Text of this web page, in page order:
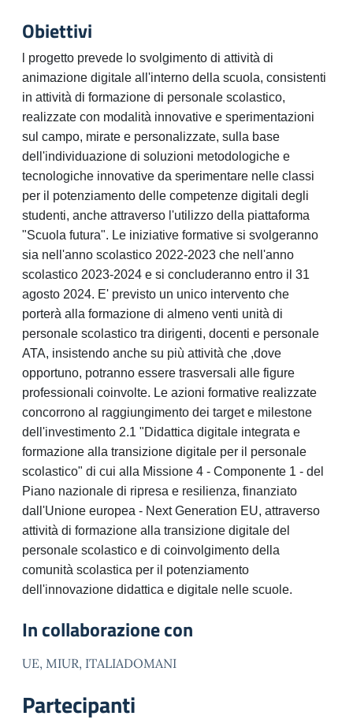
Obiettivi
l progetto prevede lo svolgimento di attività di
animazione digitale all'interno della scuola, consistenti
in attività di formazione di personale scolastico,
realizzate con modalità innovative e sperimentazioni
sul campo, mirate e personalizzate, sulla base
dell'individuazione di soluzioni metodologiche e
tecnologiche innovative da sperimentare nelle classi
per il potenziamento delle competenze digitali degli
studenti, anche attraverso l'utilizzo della piattaforma
"Scuola futura". Le iniziative formative si svolgeranno
sia nell'anno scolastico 2022-2023 che nell'anno
scolastico 2023-2024 e si concluderanno entro il 31
agosto 2024. E' previsto un unico intervento che
porterà alla formazione di almeno venti unità di
personale scolastico tra dirigenti, docenti e personale
ATA, insistendo anche su più attività che ,dove
opportuno, potranno essere trasversali alle figure
professionali coinvolte. Le azioni formative realizzate
concorrono al raggiungimento dei target e milestone
dell'investimento 2.1 "Didattica digitale integrata e
formazione alla transizione digitale per il personale
scolastico" di cui alla Missione 4 - Componente 1 - del
Piano nazionale di ripresa e resilienza, finanziato
dall'Unione europea - Next Generation EU, attraverso
attività di formazione alla transizione digitale del
personale scolastico e di coinvolgimento della
comunità scolastica per il potenziamento
dell'innovazione didattica e digitale nelle scuole.
In collaborazione con
UE, MIUR, ITALIADOMANI
Partecipanti